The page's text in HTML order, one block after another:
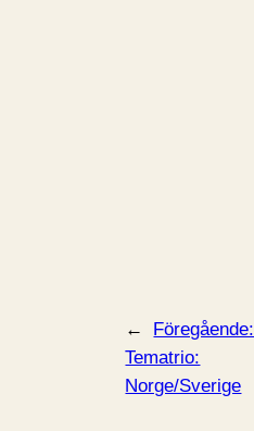
←
Föregående:
Tematrio:
Norge/Sverige